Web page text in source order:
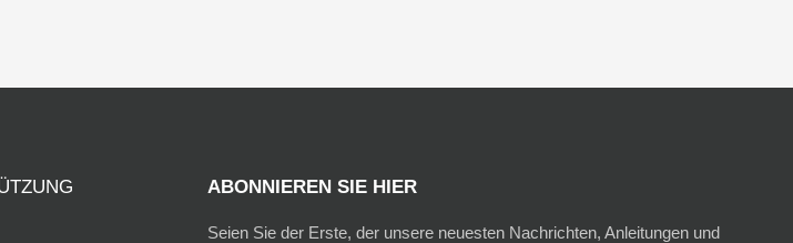
ABONNIEREN SIE HIER
Seien Sie der Erste, der unsere neuesten Nachrichten, Anleitungen und